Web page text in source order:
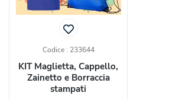
Codice : 233644
KIT Maglietta, Cappello,
Zainetto e Borraccia
stampati